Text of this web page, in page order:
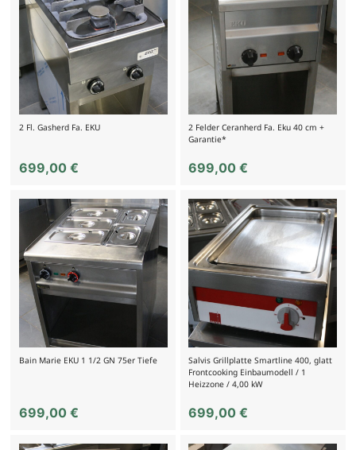
2 Fl. Gasherd Fa. EKU
699,00 €
2 Felder Ceranherd Fa. Eku 40 cm +
Garantie*
699,00€
Bain Marie EKU 1 1/2 GN 75er Tiefe
699,00 €
Salvis Grillplatte Smartline 400, glatt
Frontcooking Einbaumodell / 1
Heizzone / 4,00 kW
699,00€